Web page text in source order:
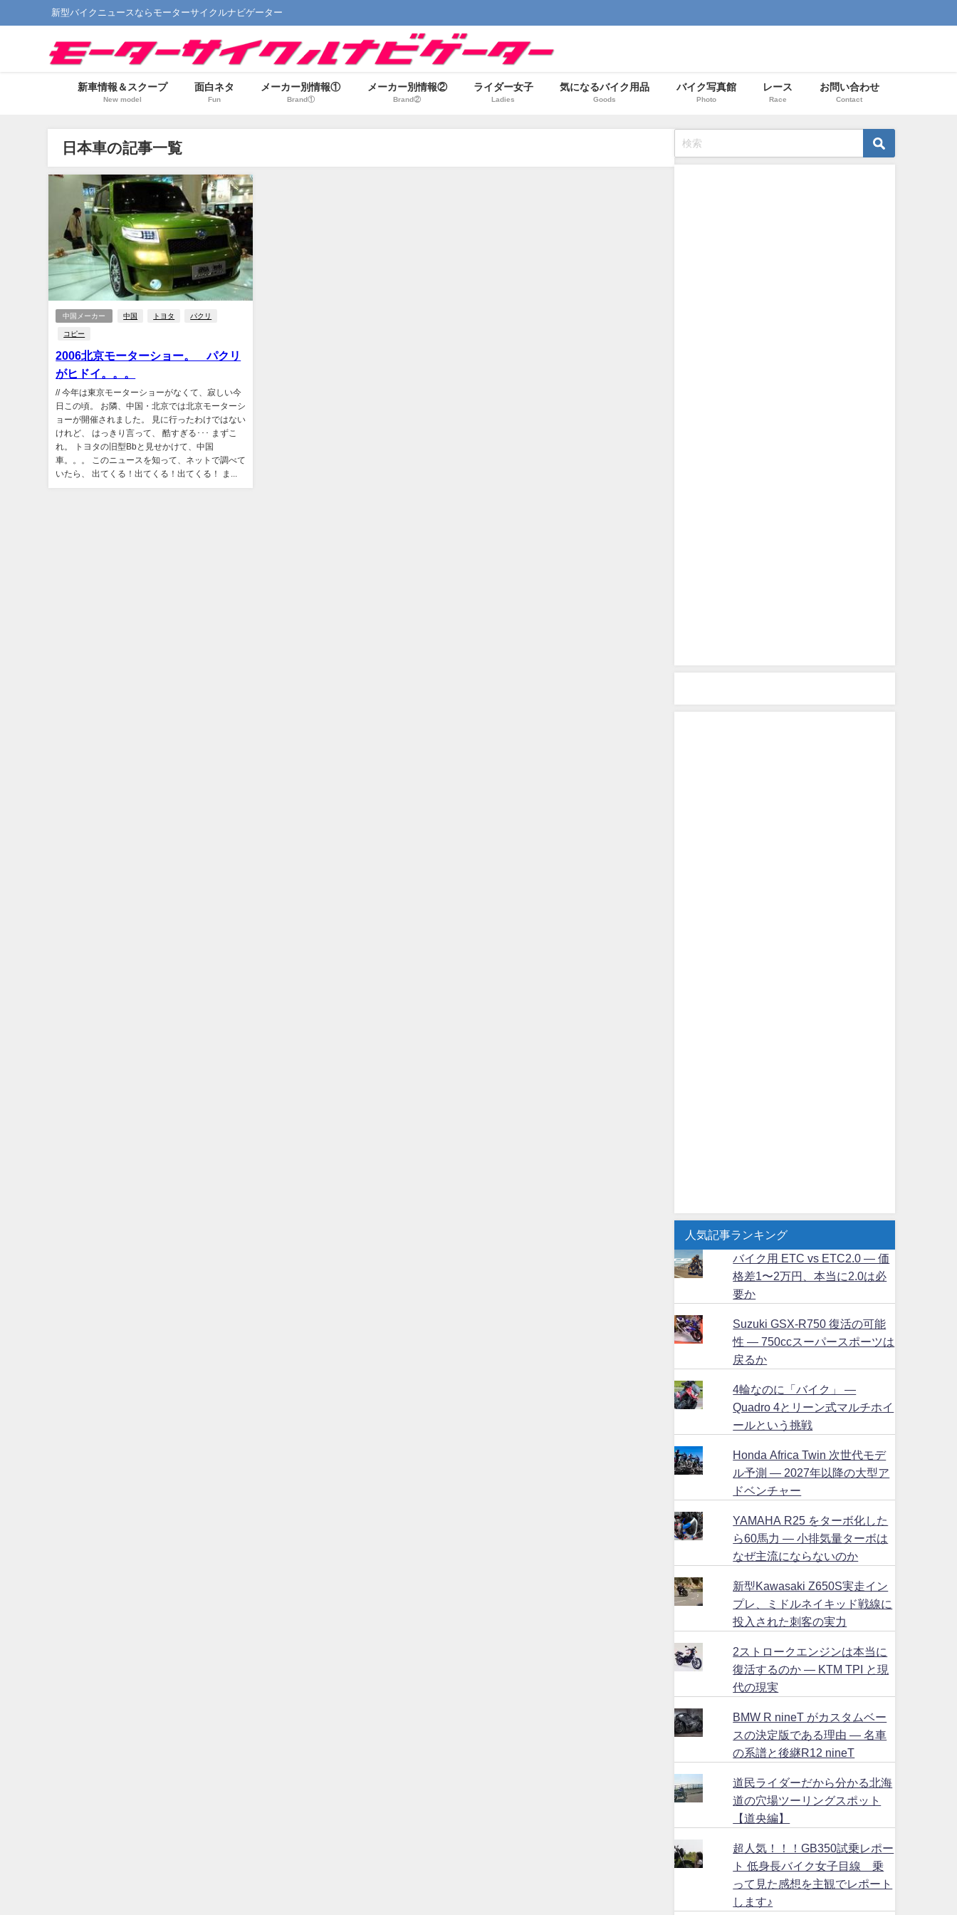
新型バイクニュースならモーターサイクルナビゲーター
新車情報＆スクープ
New model
面白ネタ
Fun
メーカー別情報①
Brand①
メーカー別情報②
Brand②
ライダー女子
Ladies
気になるバイク用品
Goods
バイク写真館
Photo
レース
Race
お問い合わせ
Contact
日本車の記事一覧
中国メーカー 中国 トヨタ パクリ
コピー
2006北京モーターショー。 パクリ
がヒドイ。。。
// 今年は東京モーターショーがなくて、寂しい今
日この頃。 お隣、中国・北京では北京モーターシ
ョーが開催されました。 見に行ったわけではない
けれど、 はっきり言って、 酷すぎる･･･ まずこ
れ。 トヨタの旧型Bbと見せかけて、中国
車。。。 このニュースを知って、ネットで調べて
いたら、 出てくる！出てくる！出てくる！ ま...
人気記事ランキング
バイク用 ETC vs ETC2.0 ― 価
格差1〜2万円、本当に2.0は必
要か
Suzuki GSX-R750 復活の可能
性 ― 750ccスーパースポーツは
戻るか
4輪なのに「バイク」 ―
Quadro 4とリーン式マルチホイ
ールという挑戦
Honda Africa Twin 次世代モデ
ル予測 ― 2027年以降の大型ア
ドベンチャー
YAMAHA R25 をターボ化した
ら60馬力 ― 小排気量ターボは
なぜ主流にならないのか
新型Kawasaki Z650S実走イン
プレ、ミドルネイキッド戦線に
投入された刺客の実力
2ストロークエンジンは本当に
復活するのか ― KTM TPI と現
代の現実
BMW R nineT がカスタムベー
スの決定版である理由 ― 名車
の系譜と後継R12 nineT
道民ライダーだから分かる北海
道の穴場ツーリングスポット
【道央編】
超人気！！！GB350試乗レポー
ト 低身長バイク女子目線 乗
って見た感想を主観でレポート
します♪